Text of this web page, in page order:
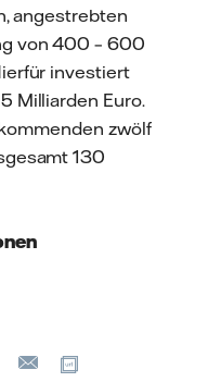
angestrebten
von 400 – 600
investiert
Milliarden Euro.
zwölf
130
Xing
E-